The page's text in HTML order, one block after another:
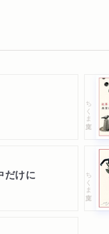
お正月
ィシズムと魔と薔薇
ない道で思ったこ
悪妻
ちくま文庫
だけに ちくま文庫